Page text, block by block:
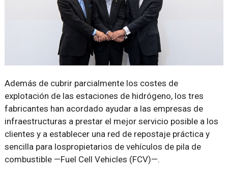
Además de cubrir parcialmente los costes de
explotación de las estaciones de hidrógeno, los tres
fabricantes han acordado ayudar a las empresas de
infraestructuras a prestar el mejor servicio posible a los
clientes y a establecer una red de repostaje práctica y
sencilla para lospropietarios de vehículos de pila de
combustible —Fuel Cell Vehicles (FCV)—.